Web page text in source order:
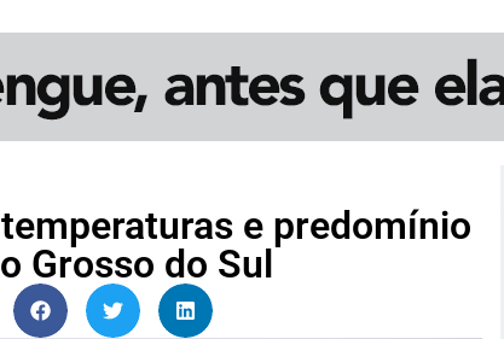
e predomínio
Grosso do Sul